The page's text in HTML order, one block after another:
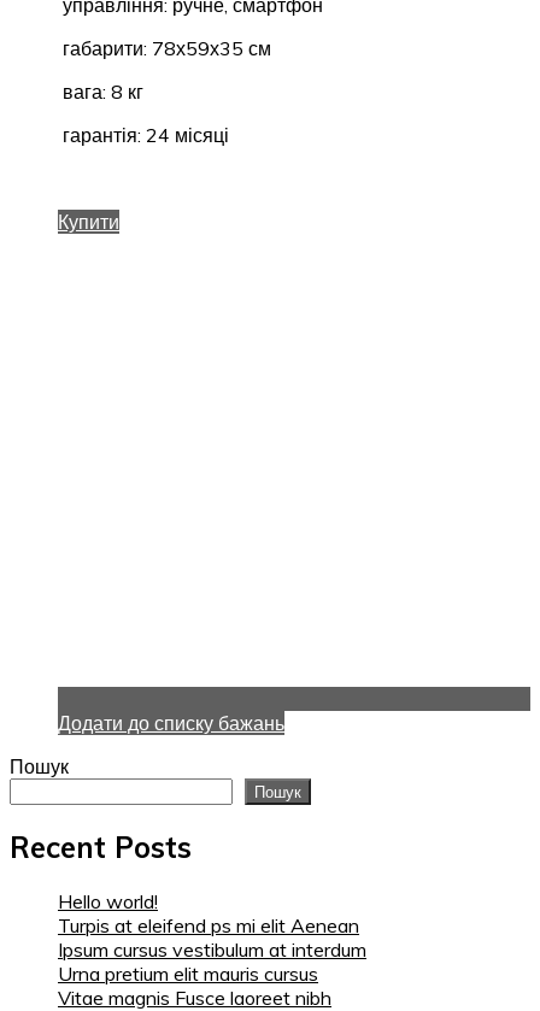
управління: ручне, смартфон
габарити: 78х59х35 см
вага: 8 кг
гарантія: 24 місяці
Купити
Додати до списку бажань
Пошук
Пошук
Recent Posts
Hello world!
Turpis at eleifend ps mi elit Aenean
Ipsum cursus vestibulum at interdum
Urna pretium elit mauris cursus
Vitae magnis Fusce laoreet nibh